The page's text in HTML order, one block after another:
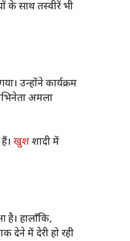
के साथ तस्वीरें भी
उन्होंने कार्यक्रम
अमला
खुश शादी में
हालाँकि,
देने में देरी हो रही